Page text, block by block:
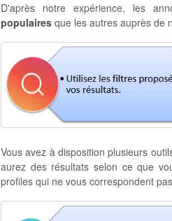
D'après notre expérience, les
populaires que les autres auprès de
Vous avez à disposition plusieurs
aurez des résultats selon ce que
profiles qui ne vous correspondent